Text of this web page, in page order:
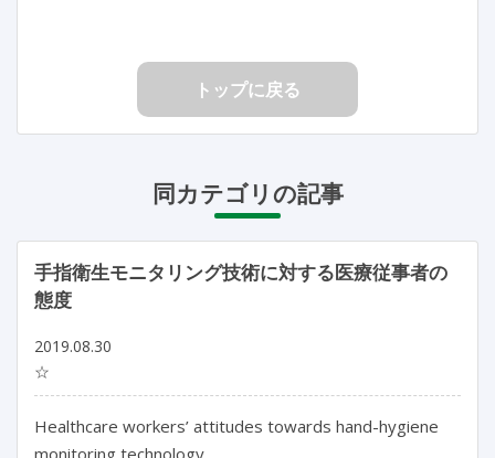
トップに戻る
同カテゴリの記事
手指衛生モニタリング技術に対する医療従事者の
態度
2019.08.30
☆
Healthcare workers’ attitudes towards hand-hygiene